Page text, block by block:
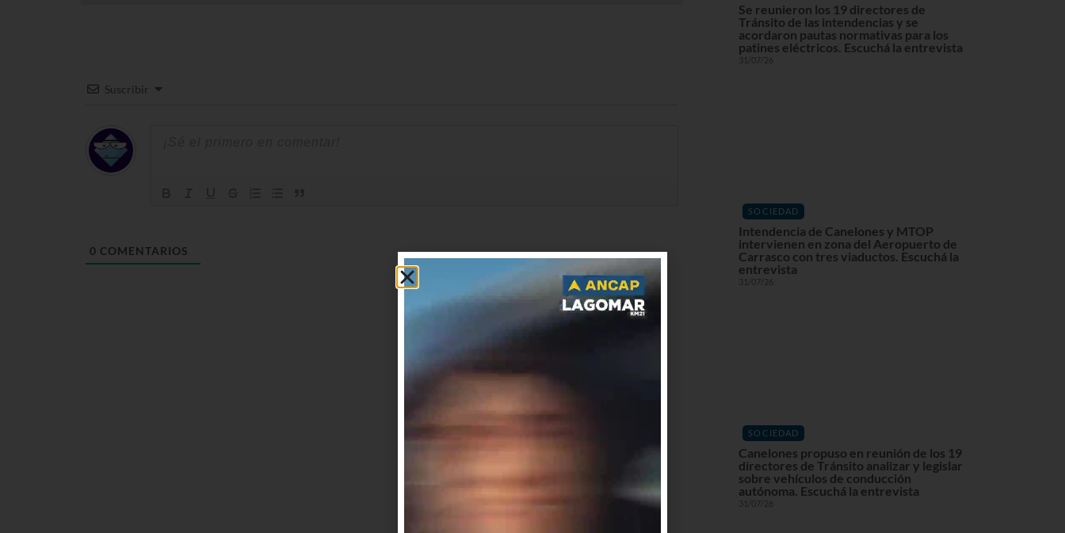
Suscribir
0 COMENTARIOS
Se reunieron los 19 directores de
Tránsito de las intendencias y se
acordaron pautas normativas para los
patines eléctricos. Escuchá la entrevista
31/07/26
SOCIEDAD
Intendencia de Canelones y MTOP
intervienen en zona del Aeropuerto de
Carrasco con tres viaductos. Escuchá la
entrevista
31/07/26
SOCIEDAD
Canelones propuso en reunión de los 19
directores de Tránsito analizar y legislar
sobre vehículos de conducción
autónoma. Escuchá la entrevista
31/07/26